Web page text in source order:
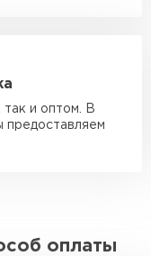
так и оптом. В
предоставляем
оплаты